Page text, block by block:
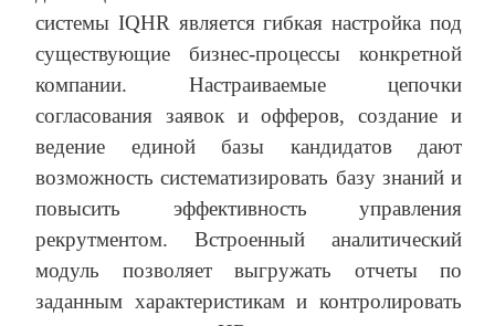
системы IQHR является гибкая настройка под
существующие бизнес-процессы конкретной
компании. Настраиваемые цепочки
согласования заявок и офферов, создание и
ведение единой базы кандидатов дают
возможность систематизировать базу знаний и
повысить эффективность управления
рекрутментом. Встроенный аналитический
модуль позволяет выгружать отчеты по
заданным характеристикам и контролировать